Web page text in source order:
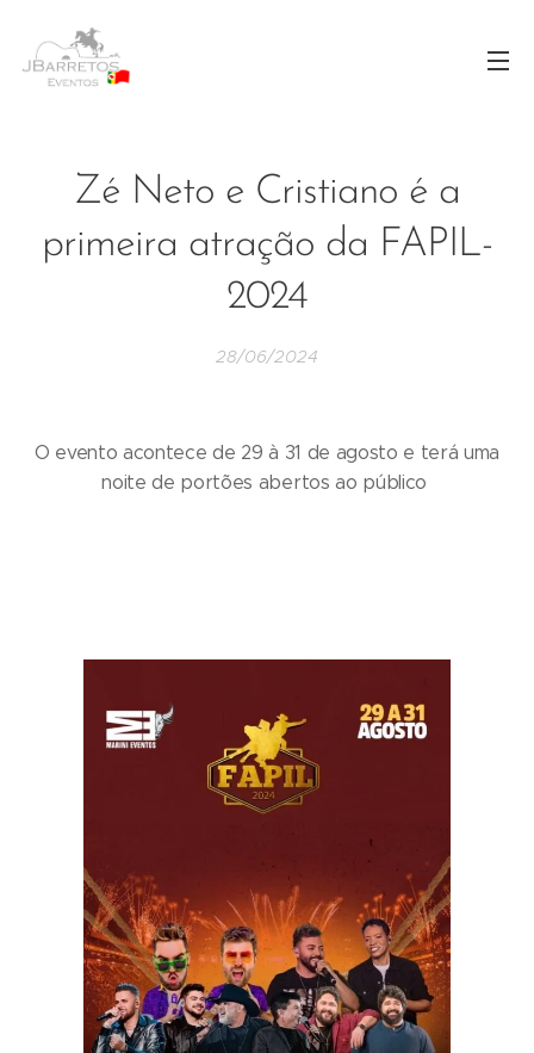
Zé Neto e Cristiano é a
primeira atração da FAPIL-
2024
28/06/2024
O evento acontece de 29 à 31 de agosto e terá uma
noite de portões abertos ao público